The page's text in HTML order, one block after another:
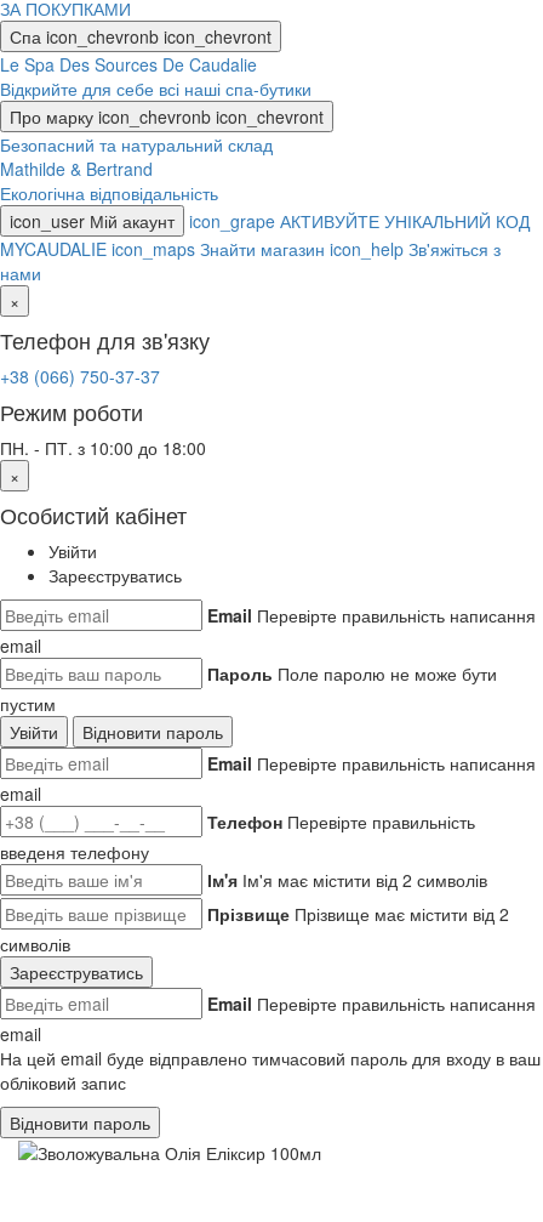
ЗА ПОКУПКАМИ
Спа icon_chevronb icon_chevront
Le Spa Des Sources De Caudalie
Відкрийте для себе всі наші спа-бутики
Про марку icon_chevronb icon_chevront
Безопасний та натуральний склад
Mathilde & Bertrand
Екологічна відповідальність
icon_user Мій акаунт icon_grape АКТИВУЙТЕ УНІКАЛЬНИЙ КОД
MYCAUDALIE icon_maps Знайти магазин icon_help Зв'яжіться з
нами
×
Телефон для зв'язку
+38 (066) 750-37-37
Режим роботи
ПН. - ПТ. з 10:00 до 18:00
×
Особистий кабінет
Увійти
Зареєструватись
Email Перевірте правильність написання
email
Пароль Поле паролю не може бути
пустим
Увійти
Відновити пароль
Email Перевірте правильність написання
email
Телефон Перевірте правильність
введеня телефону
Ім'я Ім'я має містити від 2 символів
Прізвище Прізвище має містити від 2
символів
Зареєструватись
Email Перевірте правильність написання
email
На цей email буде відправлено тимчасовий пароль для входу в ваш
обліковий запис
Відновити пароль